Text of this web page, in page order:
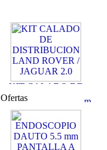
KIT CALADO DE
LAND ROVER /
JAGUAR 2.0
69.99EUR
59.99EUR
---------
Ofertas